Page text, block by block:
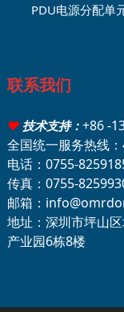
PDU电源分配单
联系我们
♥技术支持： +86 -
全国统一服务热线
电话：0755-
传真：0755-
邮箱：
地址：深圳市坪山
产业园6栋8楼